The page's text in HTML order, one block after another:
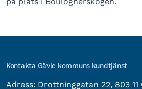
Kontakta Gävle kommuns kundtjänst
Adress: besöksadress:
Drottninggatan 22, 803 11